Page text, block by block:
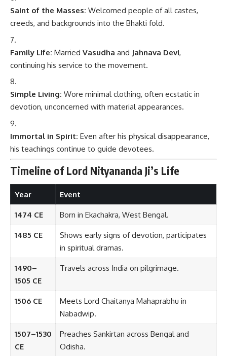
Saint of the Masses: Welcomed people of all castes,
creeds, and backgrounds into the Bhakti fold.
Family Life: Married Vasudha and Jahnava Devi,
continuing his service to the movement.
Simple Living: Wore minimal clothing, often ecstatic in
devotion, unconcerned with material appearances.
Immortal in Spirit: Even after his physical disappearance,
his teachings continue to guide devotees.
Timeline of Lord Nityananda Ji’s Life
Year Event
1474 CE Born in Ekachakra, West Bengal.
1485 CE
Shows early signs of devotion, participates
in spiritual dramas.
1490–
1505 CE
Travels across India on pilgrimage.
1506 CE
Meets Lord Chaitanya Mahaprabhu in
Nabadwip.
1507–1530
CE
Preaches Sankirtan across Bengal and
Odisha.